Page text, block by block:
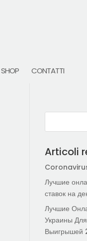
SHOP CONTATTI
Articoli
Лучшие
ставок на
Лучшие
Украины
Выигрышей